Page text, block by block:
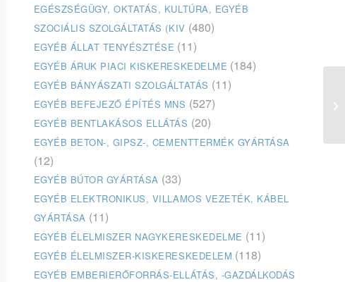
EGÉSZSÉGÜGY, OKTATÁS, KULTÚRA, EGYÉB
SZOCIÁLIS SZOLGÁLTATÁS (KIV (480)
EGYÉB ÁLLAT TENYÉSZTÉSE (11)
EGYÉB ÁRUK PIACI KISKERESKEDELME (184)
EGYÉB BÁNYÁSZATI SZOLGÁLTATÁS (11)
EGYÉB BEFEJEZŐ ÉPÍTÉS MNS (527)
EGYÉB BENTLAKÁSOS ELLÁTÁS (20)
EGYÉB BETON-, GIPSZ-, CEMENTTERMÉK GYÁRTÁSA
(12)
EGYÉB BÚTOR GYÁRTÁSA (33)
EGYÉB ELEKTRONIKUS, VILLAMOS VEZETÉK, KÁBEL
GYÁRTÁSA (11)
EGYÉB ÉLELMISZER NAGYKERESKEDELME (11)
EGYÉB ÉLELMISZER-KISKERESKEDELEM (118)
EGYÉB EMBERIERŐFORRÁS-ELLÁTÁS, -GAZDÁLKODÁS